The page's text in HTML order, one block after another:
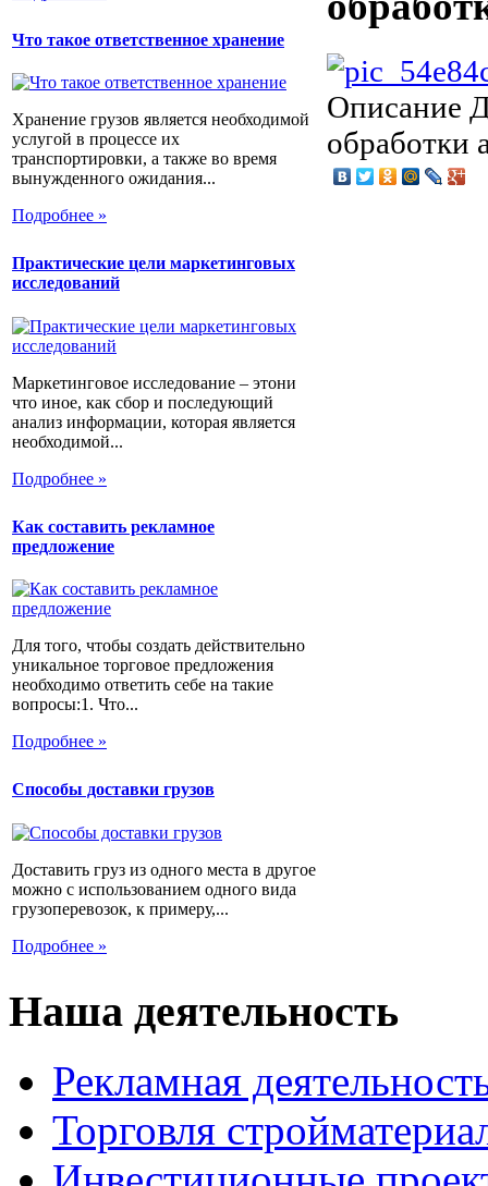
Что такое ответственное хранение
Хранение грузов является необходимой
услугой в процессе их
транспортировки, а также во время
вынужденного ожидания...
Подробнее »
Практические цели маркетинговых
исследований
Маркетинговое исследование – этони
что иное, как сбор и последующий
анализ информации, которая является
необходимой...
Подробнее »
Как составить рекламное
предложение
Для того, чтобы создать действительно
уникальное торговое предложения
необходимо ответить себе на такие
вопросы:1. Что...
Подробнее »
Способы доставки грузов
Доставить груз из одного места в другое
можно с использованием одного вида
грузоперевозок, к примеру,...
Подробнее »
Описание
обработки
Наша деятельность
Рекламная
Торговля